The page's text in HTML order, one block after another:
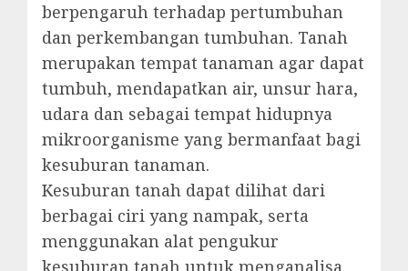
berpengaruh terhadap pertumbuhan
dan perkembangan tumbuhan. Tanah
merupakan tempat tanaman agar dapat
tumbuh, mendapatkan air, unsur hara,
udara dan sebagai tempat hidupnya
mikroorganisme yang bermanfaat bagi
kesuburan tanaman.
Kesuburan tanah dapat dilihat dari
berbagai ciri yang nampak, serta
menggunakan alat pengukur